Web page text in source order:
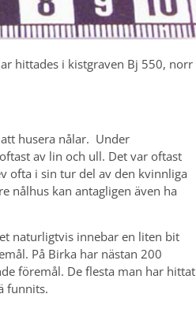
hittades i kistgraven Bj 550, norr
husera nålar. Under
av lin och ull. Det var oftast
ofta i sin tur del av den kvinnliga
nålhus kan antagligen även ha
naturligtvis innebar en liten bit
På Birka har nästan 200
föremål. De flesta man har hittat
funnits.